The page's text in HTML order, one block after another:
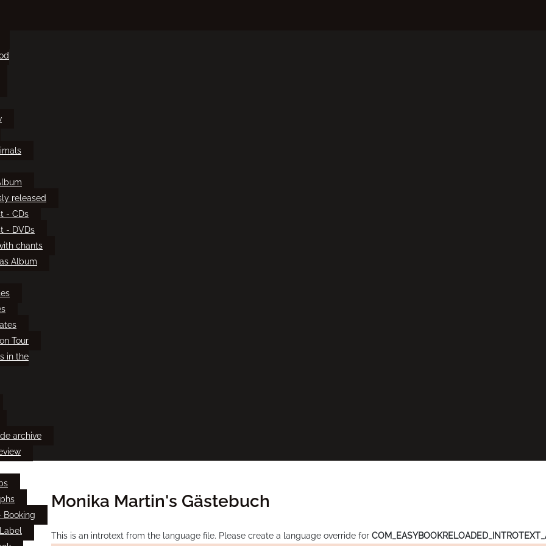
released
- CDs
- DVDs
chants
Album
Tour
in the
archive
Booking
Monika Martin's Gästebuch
This is an introtext from the language file. Please create a language override for